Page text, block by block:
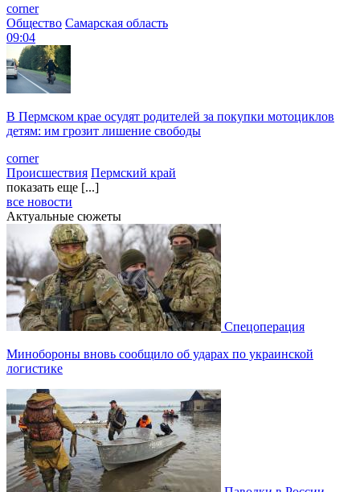
corner
Общество Самарская область
09:04
В Пермском крае осудят родителей за покупки мотоциклов
детям: им грозит лишение свободы
corner
Происшествия Пермский край
показать еще [...]
все новости
Актуальные сюжеты
Спецоперация
Минобороны вновь сообщило об ударах по украинской
логистике